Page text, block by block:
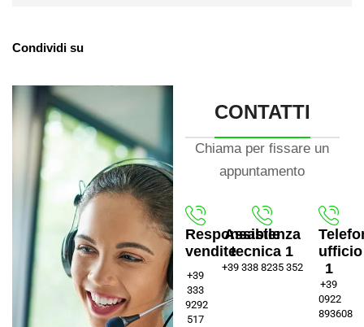
Condividi su
CONTATTI
Chiama per fissare un
appuntamento
Responsabile
vendite
+39
333
9292
517
Assistenza
tecnica 1
+39 338 8235 352
ufficio
1
+39
0922
893608